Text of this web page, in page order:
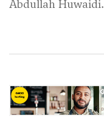
Abdullah Huwaidi.